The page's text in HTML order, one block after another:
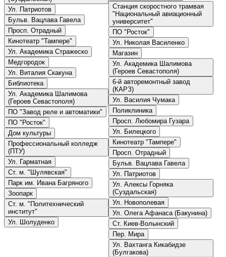
Ул. Патриотов
Бульв. Вацлава Гавела
Просп. Отрадный
Кинотеатр "Тампере"
Ул. Академика Стражеско
Медгородок
Ул. Виталия Скакуна
Библиотека
Ул. Академика Шалимова
(Героев Севастополя)
ПО "Завод реле и автоматики"
ПО "Росток"
Дом культуры
Профессиональный колледж
(ПТУ)
Ул. Гарматная
Ст. м. "Шулявская"
Парк им. Ивана Багряного
Зоопарк
Ст. м. "Политехнический
институт"
Ул. Шолуденко
Станция скоростного трамвая
"Национальный авиационный
университет"
ПО "Росток"
Ул. Николая Василенко
Магазин
Ул. Академика Шалимова
(Героев Севастополя)
6-й авторемонтный завод
(КАРЗ)
Ул. Василия Чумака
Поликлиника
Просп. Любомира Гузара
Ул. Билецкого
Кинотеатр "Тампере"
Просп. Отрадный
Бульв. Вацлава Гавела
Ул. Патриотов
Ул. Алексы Горняка
(Суздальская)
Ул. Новополевая
Ул. Олега Афанаса (Бакунина)
Ст. Киев-Волынский
Пер. Мира
Ул. Вахтанга Кикабидзе
(Булгакова)